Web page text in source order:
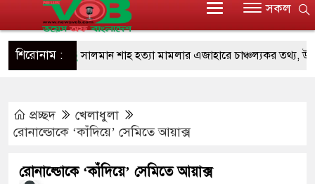
সকল
শিরোনাম :সালমান শাহ হত্যা মামলার এজাহারে চাঞ্চল্যকর তথ্য, উঠে
প্রধানমন্ত্রী চট্টগ্রাম ও কক্সবাজারে যাচ্ছেন কাল
রিকশা
প্রচ্ছদ
খেলাধুলা
রোনাল্ডোকে ‘কাঁদিয়ে’ সেমিতে আয়াক্স
রোনাল্ডোকে ‘কাঁদিয়ে’ সেমিতে আয়াক্স